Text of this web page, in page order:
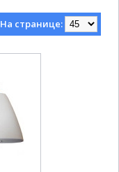
На странице: